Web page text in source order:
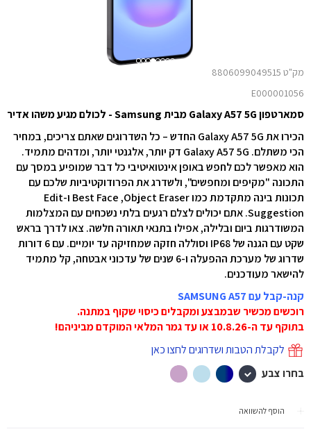
מק"ט 8806099049515
E000001056
סמארטפון Galaxy A57 5G מבית Samsung - לכולם מגיע משהו אדיר
הכירו את Galaxy A57 5G החדש – כל השדרוגים שאתם צריכים, במחיר
הכי משתלם. Galaxy A57 5G דק יותר, אלגנטי יותר, ומדהים מתמיד.
הוא מאפשר לכם לחפש באופן אינטואיטיבי כל דבר שמופיע במסך עם
התכונה "מקיפים ומחפשים", ולשדרג את הפרודוקטיביות שלכם עם
תכונות בינה מתקדמת כמו Object Eraser‏, Best Face ו-Edit
Suggestion. אתם יכולים לצלם רגעים בלתי נשכחים עם המצלמות
המשודרגות ביום ובלילה, אפילו בתנאי תאורה חלשה. צאו לדרך בראש
שקט עם הגנה של IP68 וסוללה חזקה שמחזיקה עד יומיים. עם 6 דורות
שדרוג של מערכת ההפעלה ו-6 שנים של עדכוני אבטחה, קל מתמיד
להישאר מעודכנים.
קנה-קבל עם SAMSUNG A57
רוכשים מכשיר שבמבצע ומקבלים כיסוי שקוף במתנה.
בתוקף עד ה-10.8.26 או עד גמר המלאי המוקדם מביניהם!
לקבלת הטבות ושדרוגים לחצו כאן
בחרו צבע
הוסף להשוואה